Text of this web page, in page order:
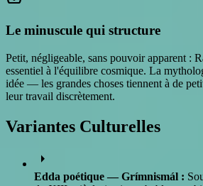
Le minuscule qui structure
Petit, négligeable, sans pouvoir apparent :
essentiel à l'équilibre cosmique. La
idée — les grandes choses tiennent à de
leur travail discrètement.
Variantes Culturelles
arrow_right
Edda poétique — Grímnismál :